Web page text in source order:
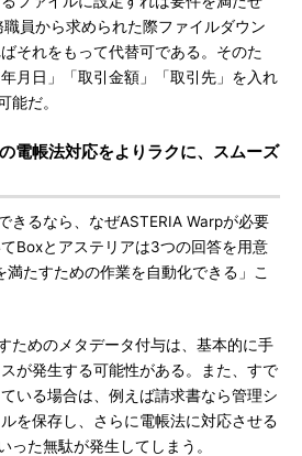
員から求められた際ファイルダウン
それをもって代替可である。そのた
月日」「取引金額」「取引先」を入れ
能だ。
電帳法対応をよりラクに、スムーズ
きるなら、なぜASTERIA Warpが必要
Boxとアステリアは3つの回答を用意
満たすための作業を自動化できる」こ
ためのメタデータ付与は、基本的に手
が発生する可能性がある。また、すで
いる場合は、例えば請求書なら管理シ
を保存し、さらに電帳法に対応させる
った無駄が発生してしまう。